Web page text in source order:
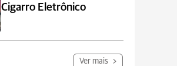
Cigarro Eletrônico
Ver mais